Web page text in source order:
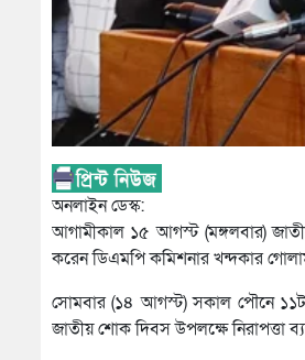
অনলাইন ডেস্ক:
আগামীকাল ১৫ আগস্ট (মঙ্গলবার)
করেন ডিএমপি কমিশনার খন্দকার
সোমবার (১৪ আগস্ট) সকাল পৌনে
জাতীয় শোক দিবস উপলক্ষে নিরাপত্তা